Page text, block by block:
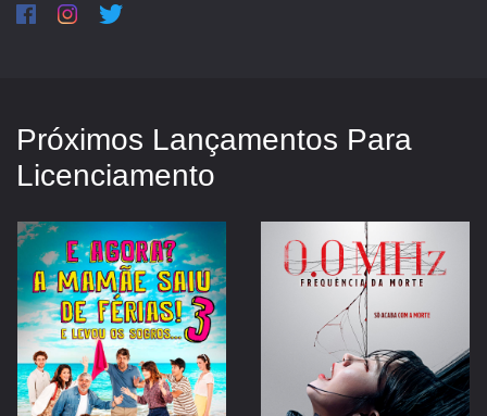
Próximos Lançamentos Para
Licenciamento